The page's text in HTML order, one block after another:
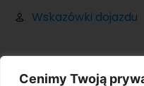
Cenimy Twoją
Wskazówki dojazdu